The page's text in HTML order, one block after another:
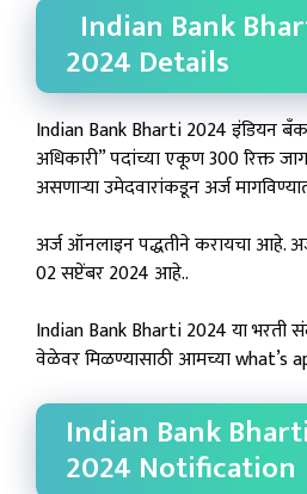
Indian Bank
2024 Details
Indian Bank Bharti 2024 इंडियन
अधिकारी” पदांच्या एकूण 300 रिक्त
असणाऱ्या उमेदवारांकडून अर्ज
अर्ज ऑनलाइन पद्धतीने करायचा आहे.
02 सप्टेंबर 2024 आहे..
Indian Bank Bharti 2024 या भरती
वेळेवर मिळण्यासाठी आमच्या what’s
Indian Bank Bharti
2024 Notification